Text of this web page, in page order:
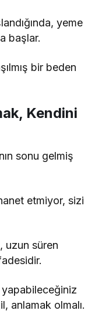
yeme
başlar.
bir beden
Kendini
sonu gelmiş
etmiyor, sizi
uzun süren
anlamak olmalı.